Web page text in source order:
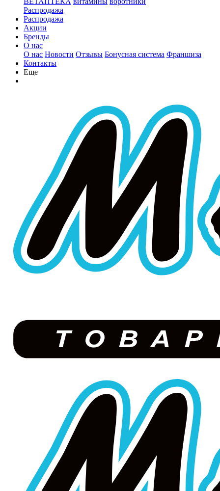
Распродажа
Распродажа
Акции
Бренды
О нас
О нас Новости Отзывы Бонусная система Франшиза
Контакты
Еще